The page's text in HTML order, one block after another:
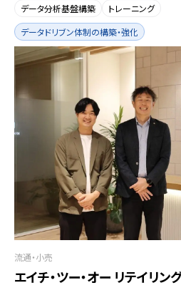
データ分析基盤構築
トレーニング
データドリブン体制の構築・強化
流通・小売
エイチ・ツー・オー リテイリ